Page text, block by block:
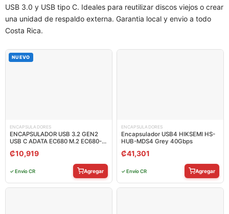
USB 3.0 y USB tipo C. Ideales para reutilizar discos viejos o crear
una unidad de respaldo externa. Garantia local y envio a todo
Costa Rica.
NUEVO
ENCAPSULADORES
ENCAPSULADOR USB 3.2 GEN2
USB C ADATA EC680 M.2 EC680-
₡10,919
✓ Envío CR Agregar
ENCAPSULADORES
Encapsulador USB4 HIKSEMI HS-
HUB-MDS4 Grey 40Gbps
₡41,301
✓ Envío CR Agregar